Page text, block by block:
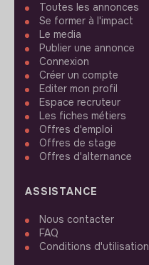
Toutes les annonces
Se former à l'impact
Le media
Publier une annonce
Connexion
Créer un compte
Editer mon profil
Espace recruteur
Les fiches métiers
Offres d'emploi
Offres de stage
Offres d'alternance
ASSISTANCE
Nous contacter
FAQ
Conditions d'utilisation